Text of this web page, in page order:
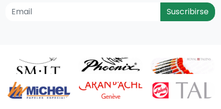
Suscribirse